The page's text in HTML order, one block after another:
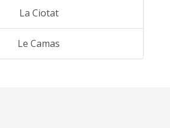
La Ciotat
Le Camas